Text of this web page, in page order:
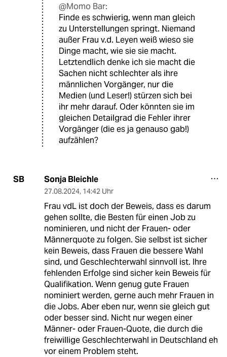
@Momo Bar:
Finde es schwierig, wenn man gleich
zu Unterstellungen springt. Niemand
außer Frau v.d. Leyen weiß wieso sie
Dinge macht, wie sie sie macht.
Letztendlich denke ich sie macht die
Sachen nicht schlechter als ihre
männlichen Vorgänger, nur die
Medien (und Leser!) stürzen sich bei
ihr mehr darauf. Oder könnten sie im
gleichen Detailgrad die Fehler ihrer
Vorgänger (die es ja genauso gab!)
aufzählen?
SB Sonja Bleichle
27.08.2024, 14:42 Uhr
Frau vdL ist doch der Beweis, dass es darum
gehen sollte, die Besten für einen Job zu
nominieren, und nicht der Frauen- oder
Männerquote zu folgen. Sie selbst ist sicher
kein Beweis, dass Frauen die bessere Wahl
sind, und Geschlechterwahl sinnvoll ist. Ihre
fehlenden Erfolge sind sicher kein Beweis für
Qualifikation. Wenn genug gute Frauen
nominiert werden, gerne auch mehr Frauen in
die Jobs. Aber eben nur, wenn sie gleich gut
oder besser sind. Nicht nur wegen einer
Männer- oder Frauen-Quote, die durch die
freiwillige Geschlechterwahl in Deutschland eh
vor einem Problem steht.